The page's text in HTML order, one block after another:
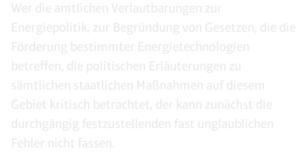
Wer die amtlichen Verlautbarungen zur
Energiepolitik, zur Begründung von Gesetzen, die die
Förderung bestimmter Energietechnologien
betreffen, die politischen Erläuterungen zu
sämtlichen staatlichen Maßnahmen auf diesem
Gebiet kritisch betrachtet, der kann zunächst die
durchgängig festzustellenden fast unglaublichen
Fehler nicht fassen.